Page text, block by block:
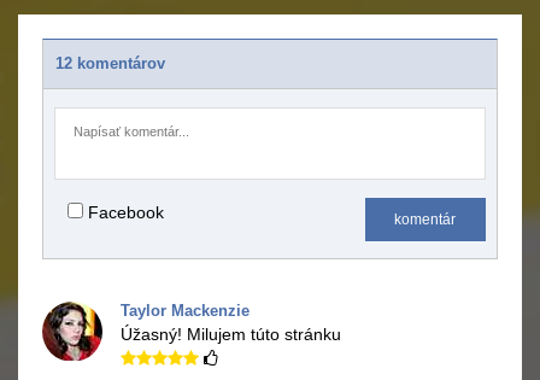
12 komentárov
Facebook komentár
Taylor Mackenzie
Úžasný! Milujem túto stránku